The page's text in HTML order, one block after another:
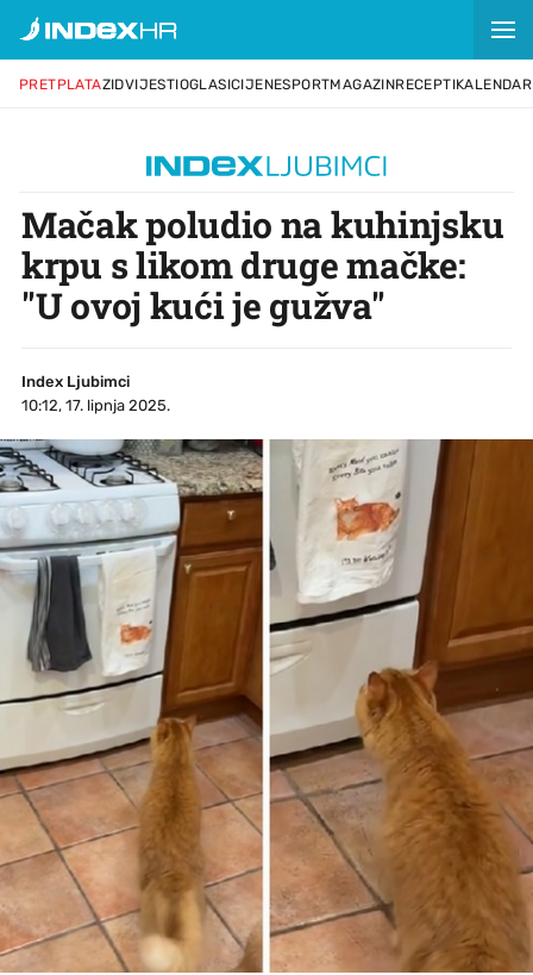
PRETPLATAZIDVIJESTIOGLASICIJENESPORTMAGAZINRECEPTIKALENDAR
Mačak poludio na kuhinjsku
krpu s likom druge mačke:
"U ovoj kući je gužva"
Index Ljubimci
10:12, 17. lipnja 2025.